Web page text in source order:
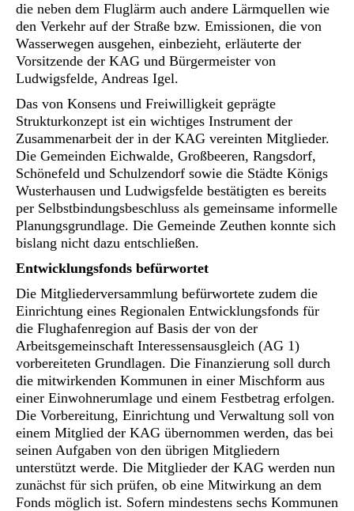
die neben dem Fluglärm auch andere Lärmquellen wie
den Verkehr auf der Straße bzw. Emissionen, die von
Wasserwegen ausgehen, einbezieht, erläuterte der
Vorsitzende der KAG und Bürgermeister von
Ludwigsfelde, Andreas Igel.
Das von Konsens und Freiwilligkeit geprägte
Strukturkonzept ist ein wichtiges Instrument der
Zusammenarbeit der in der KAG vereinten Mitglieder.
Die Gemeinden Eichwalde, Großbeeren, Rangsdorf,
Schönefeld und Schulzendorf sowie die Städte Königs
Wusterhausen und Ludwigsfelde bestätigten es bereits
per Selbstbindungsbeschluss als gemeinsame informelle
Planungsgrundlage. Die Gemeinde Zeuthen konnte sich
bislang nicht dazu entschließen.
Entwicklungsfonds befürwortet
Die Mitgliederversammlung befürwortete zudem die
Einrichtung eines Regionalen Entwicklungsfonds für
die Flughafenregion auf Basis der von der
Arbeitsgemeinschaft Interessensausgleich (AG 1)
vorbereiteten Grundlagen. Die Finanzierung soll durch
die mitwirkenden Kommunen in einer Mischform aus
einer Einwohnerumlage und einem Festbetrag erfolgen.
Die Vorbereitung, Einrichtung und Verwaltung soll von
einem Mitglied der KAG übernommen werden, das bei
seinen Aufgaben von den übrigen Mitgliedern
unterstützt werde. Die Mitglieder der KAG werden nun
zunächst für sich prüfen, ob eine Mitwirkung an dem
Fonds möglich ist. Sofern mindestens sechs Kommunen